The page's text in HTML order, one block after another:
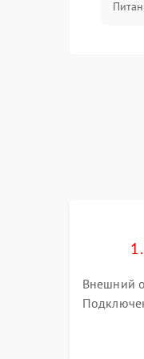
Внешний